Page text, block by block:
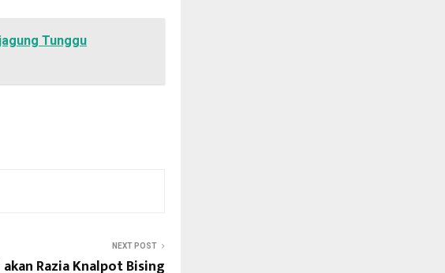
Tunggu
NEXT POST
Razia Knalpot Bising